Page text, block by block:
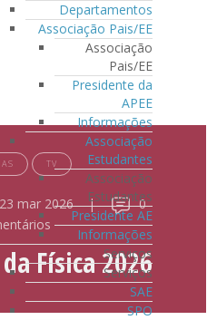
Departamentos
Associação Pais/EE
Associação
Pais/EE
Presidente da
APEE
Informações
Associação
Estudantes
Associação
Estudantes
Presidente AE
Informações
Serviços
Serviços
SAE
SPO
TV
mar 2026 |
0
Física 2026